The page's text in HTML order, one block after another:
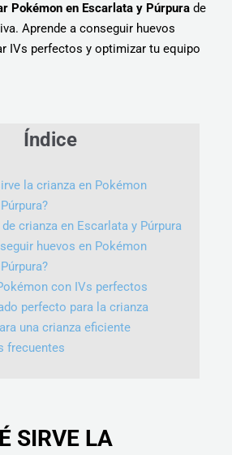
Pokémon en Escarlata y Púrpura de
Aprende a conseguir huevos
IVs perfectos y optimizar tu equipo
Índice
la crianza en Pokémon
crianza en Escarlata y Púrpura
huevos en Pokémon
con IVs perfectos
perfecto para la crianza
una crianza eficiente
frecuentes
SIRVE LA